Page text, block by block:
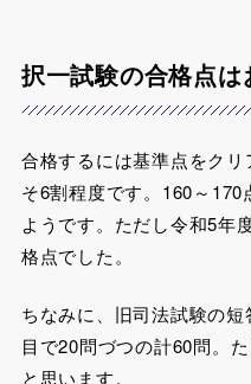
択一試験の合格点
合格するには基準点をク
そ6割程度です。 160～170
ようです。ただし令和5年
格点でした。
ちなみに、旧司法試験の
目で20問づつの計60問。
と思います。